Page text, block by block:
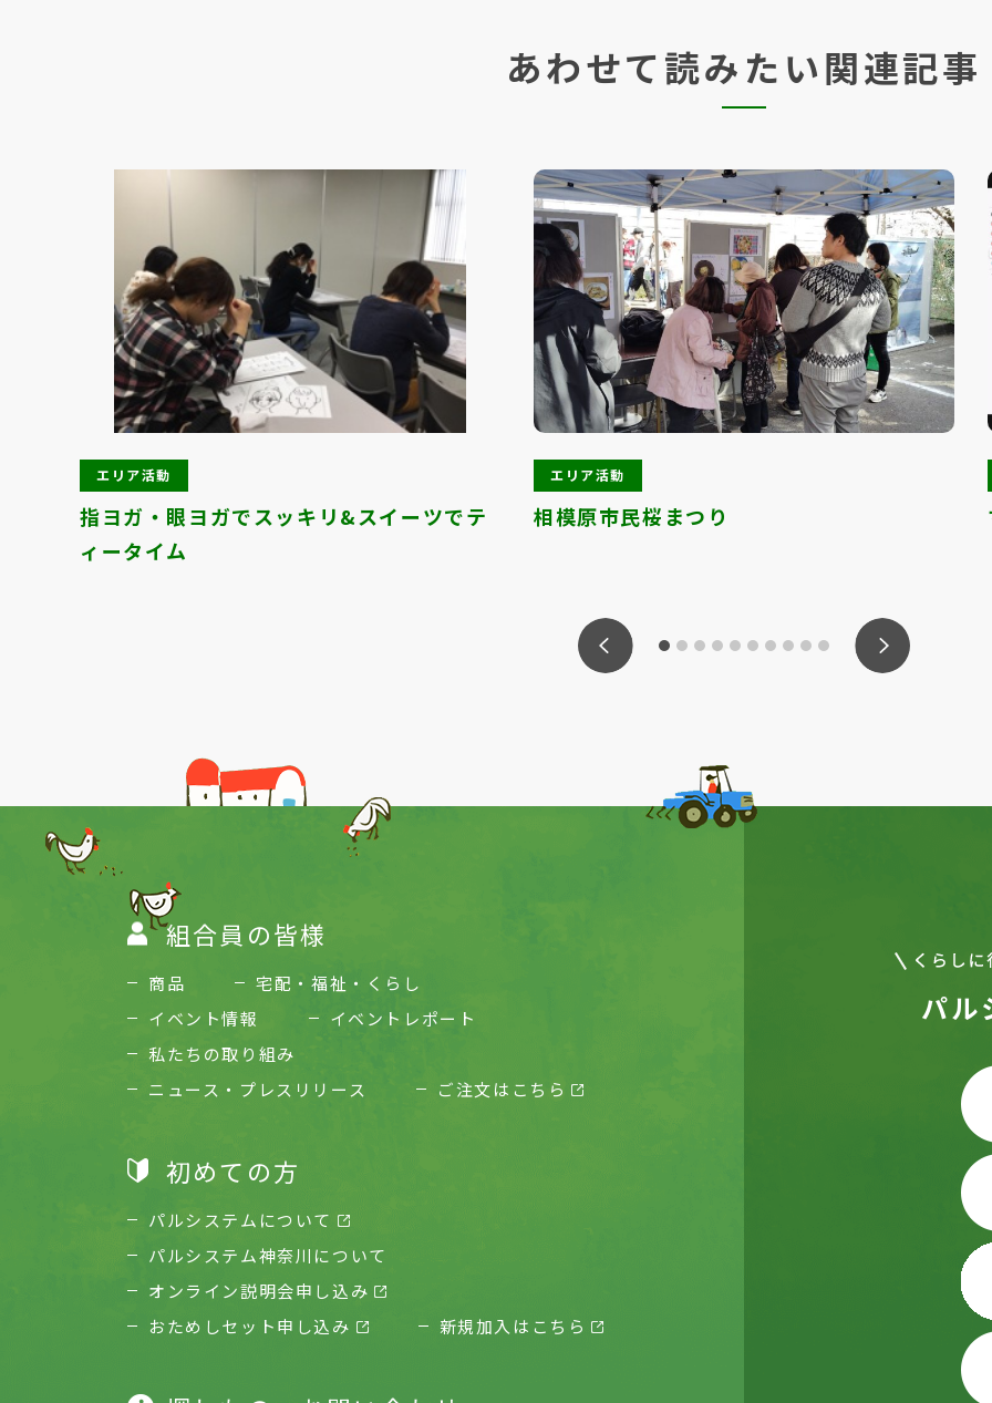
あわせて読みたい関連記事
エリア活動
指ヨガ・眼ヨガでスッキリ&スイーツでテ
ィータイム
エリア活動
相模原市民桜まつり
組合員の皆様
商品
宅配・福祉・くらし
イベント情報
イベントレポート
私たちの取り組み
ニュース・プレスリリース
ご注文はこちら
初めての方
パルシステムについて
パルシステム神奈川について
オンライン説明会申し込み
おためしセット申し込み
新規加入はこちら
パル